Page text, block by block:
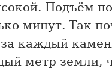
Подъём
минут. Так
каждый
метр земли,